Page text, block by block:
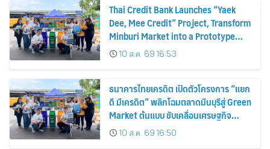
Thai Credit Bank Launches “Yaek
Dee, Mee Credit” Project, Transform
Minburi Market into a Prototype
Green Market, Driving the Circular
Economy and Turning Waste into
Extra Income for Vendors
10 ส.ค. 69 16:53
ธนาคารไทยเครดิต เปิดตัวโครงการ “แยก
ดี มีเครดิต” พลิกโฉมตลาดมีนบุรีสู่ Green
Market ต้นแบบ ขับเคลื่อนเศรษฐกิจ
หมุนเวียน พลิกขยะสร้างรายได้เสริมให้ผู้
ค้า
10 ส.ค. 69 16:50